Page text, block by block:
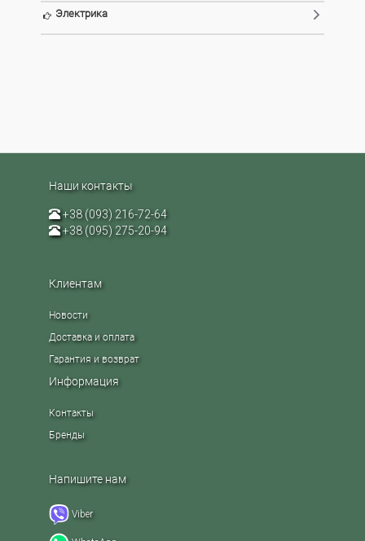
Электрика
Наши контакты
+38 (093) 216-72-64
+38 (095) 275-20-94
Клиентам
Новости
Доставка и оплата
Гарантия и возврат
Информация
Контакты
Бренды
Напишите нам
Viber